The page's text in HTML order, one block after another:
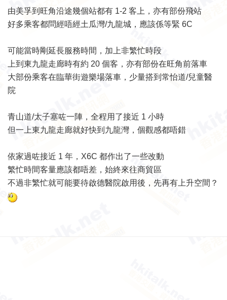
由美孚到旺角沿途幾個站都有 1-2 客上，亦有部份飛站
好多乘客都問經唔經土瓜灣/九龍城，應該係等緊 6C
可能當時剛延長服務時間，加上非繁忙時段
上到東九龍走廊時有約 20 個客，亦有部份在旺角前落車
大部份乘客在臨華街遊樂場落車，少量搭到常怡道/兒童醫
院
青山道/太子塞咗一陣，全程用了接近 1 小時
但一上東九龍走廊就好快到九龍灣，個觀感都唔錯
依家過咗接近 1 年，X6C 都作出了一些改動
繁忙時間客量應該都唔差，始終來往商貿區
不過非繁忙就可能要待啟德醫院啟用後，先再有上升空間？